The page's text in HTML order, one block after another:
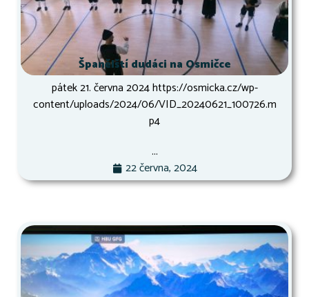
Španělští dudáci na Osmičce
pátek 21. června 2024 https://osmicka.cz/wp-
content/uploads/2024/06/VID_20240621_100726.m
p4
...
22 června, 2024